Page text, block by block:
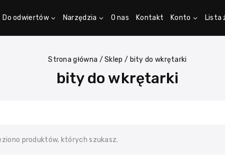
Do odwiertów Narzędzia O nas Kontakt Konto Lista
Strona główna / Sklep / bity do wkrętarki
bity do wkrętarki
produktów, których szukasz.